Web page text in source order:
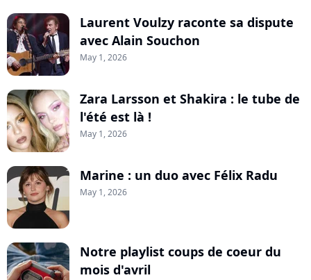
Laurent Voulzy raconte sa dispute
avec Alain Souchon
May 1, 2026
Zara Larsson et Shakira : le tube de
l'été est là !
May 1, 2026
Marine : un duo avec Félix Radu
May 1, 2026
Notre playlist coups de coeur du
mois d'avril